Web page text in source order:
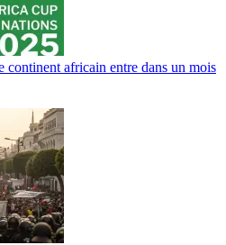
africain entre dans un mois